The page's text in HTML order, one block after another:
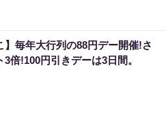
】毎年大行列の88円デー開催!さ
3倍!100円引きデーは3日間。